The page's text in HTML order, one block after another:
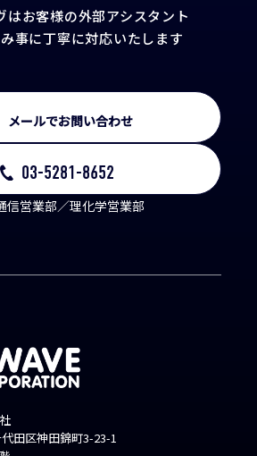
はお客様の外部アシスタント
事に丁寧に対応いたします
メールでお問い合わせ
03-5281-8652
信営業部／理化学営業部
田区神田錦町3-23-1